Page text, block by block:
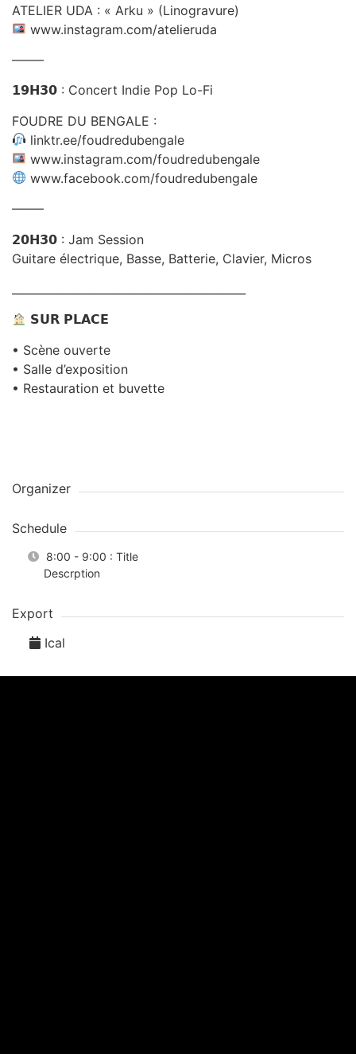
ATELIER UDA : « Arku » (Linogravure)
www.instagram.com/atelieruda
——–
𝟭𝟵𝗛𝟯𝟬 : Concert Indie Pop Lo-Fi
FOUDRE DU BENGALE :
linktr.ee/foudredubengale
www.instagram.com/foudredubengale
www.facebook.com/foudredubengale
——–
𝟮𝟬𝗛𝟯𝟬 : Jam Session
Guitare électrique, Basse, Batterie, Clavier, Micros
𝗦𝗨𝗥 𝗣𝗟𝗔𝗖𝗘
• Scène ouverte
• Salle d’exposition
• Restauration et buvette
Organizer
Schedule
8:00 - 9:00 : Title
Descrption
Export
Ical